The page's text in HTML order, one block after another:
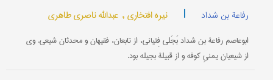
رفاعة بن شداد | نیره افتخاری , عبدالله ناصری طاهری
ابوعاصم رفاعة‌ بن شداد بَجَلی فِتیانی، از تابعان، فقیهان و محدثان شیعی. وی
از شیعیان یمنیِ کوفه و از قبیلۀ بجیله بود.